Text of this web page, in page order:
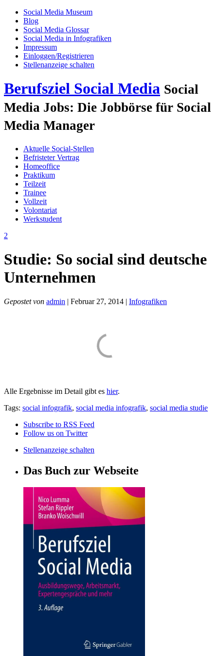
Social Media Museum
Blog
Social Media Glossar
Social Media in Infografiken
Impressum
Einloggen/Registrieren
Stellenanzeige schalten
Berufsziel Social Media Social
Media Jobs: Die Jobbörse für Social
Media Manager
Aktuelle Social-Stellen
Befristeter Vertrag
Homeoffice
Praktikum
Teilzeit
Trainee
Vollzeit
Volontariat
Werkstudent
2
Studie: So social sind deutsche
Unternehmen
Gepostet von admin | Februar 27, 2014 | Infografiken
Alle Ergebnisse im Detail gibt es hier.
Tags: social infografik, social media infografik, social media studie
Subscribe to RSS Feed
Follow us on Twitter
Stellenanzeige schalten
Das Buch zur Webseite